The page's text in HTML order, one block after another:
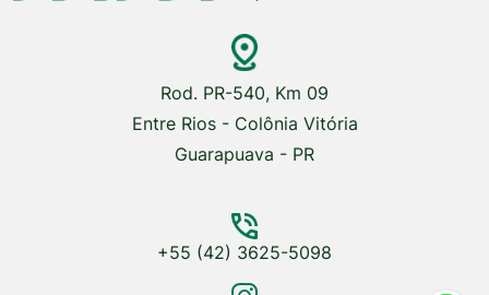
Rod. PR-540, Km 09
Entre Rios - Colônia Vitória
Guarapuava - PR
+55 (42) 3625-5098